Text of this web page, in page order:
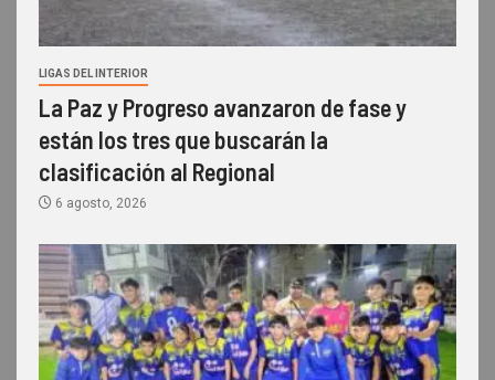
LIGAS DEL INTERIOR
La Paz y Progreso avanzaron de fase y
están los tres que buscarán la
clasificación al Regional
6 agosto, 2026